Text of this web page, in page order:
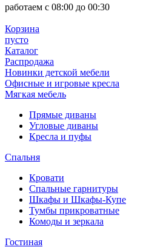
работаем с 08:00 до 00:30
Корзина
пусто
Каталог
Распродажа
Новинки детской мебели
Офисные и игровые кресла
Мягкая мебель
Прямые диваны
Угловые диваны
Кресла и пуфы
Спальня
Кровати
Спальные гарнитуры
Шкафы и Шкафы-Купе
Тумбы прикроватные
Комоды и зеркала
Гостиная